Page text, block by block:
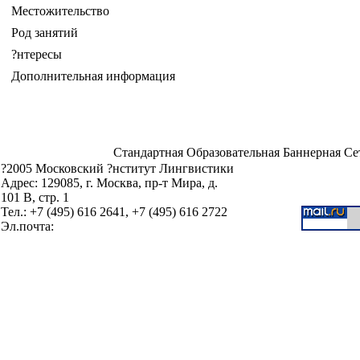
Местожительство
Род занятий
?нтересы
Дополнительная информация
Стандартная Образовательная Баннерная
?2005 Московский ?нститут Лингвистики
Адрес: 129085, г. Москва, пр-т Мира, д.
101 В, стр. 1
Тел.: +7 (495) 616 2641, +7 (495) 616 2722
Эл.почта: